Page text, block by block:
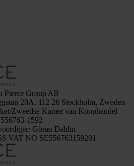
Pierce Group AB
20A, 112 26 Stockholm, Zweden
Zweedse Kamer van Koophandel
1592
Göran Dahlin
VAT NO SE556763159201